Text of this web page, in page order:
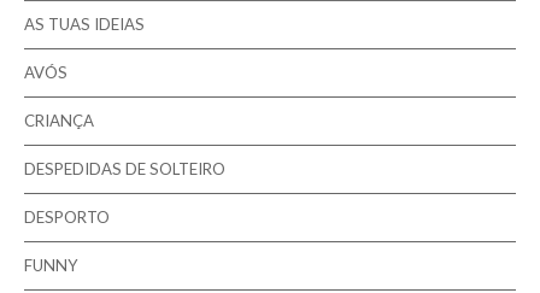
AS TUAS IDEIAS
AVÓS
CRIANÇA
DESPEDIDAS DE SOLTEIRO
DESPORTO
FUNNY